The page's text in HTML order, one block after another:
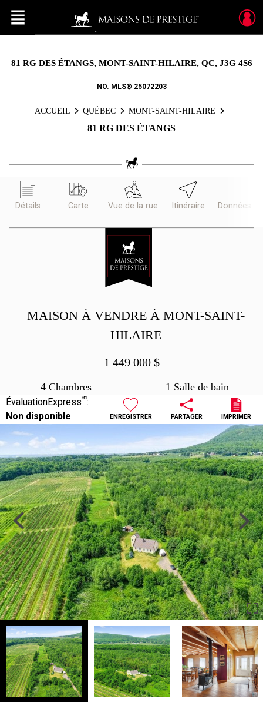
Menu
81 RG DES ÉTANGS, MONT-SAINT-HILAIRE, QC, J3G 4S6
NO. MLS® 25072203
ACCUEIL QUÉBEC MONT-SAINT-HILAIRE
81 RG DES ÉTANGS
Détails Carte Vue de la rue Itinéraire Données
MAISON À VENDRE À MONT-SAINT-
HILAIRE
1 449 000 $
4 Chambres 1 Salle de bain
ÉvaluationExpressMC:
Non disponible
ENREGISTRER PARTAGER IMPRIMER
Previous Next